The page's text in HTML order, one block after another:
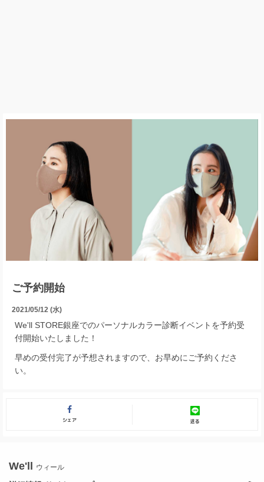
ご予約開始
2021/05/12 (水)
We'll STORE銀座でのパーソナルカラー診断イベントを予約受
付開始いたしました！
早めの受付完了が予想されますので、お早めにご予約くださ
い。
シェア 送る
We'll ウィール